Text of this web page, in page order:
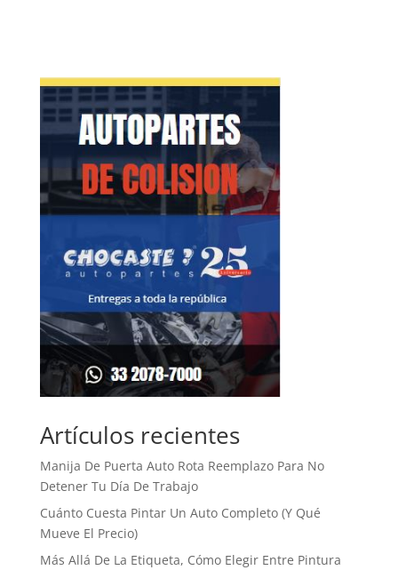
Artículos recientes
Manija De Puerta Auto Rota Reemplazo Para No
Detener Tu Día De Trabajo
Cuánto Cuesta Pintar Un Auto Completo (Y Qué
Mueve El Precio)
Más Allá De La Etiqueta, Cómo Elegir Entre Pintura